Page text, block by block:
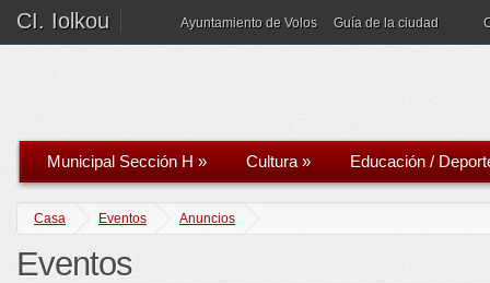
CI. Iolkou Ayuntamiento de Volos Guía de la ciudad
Municipal Sección H » Cultura» Educación /
Casa Eventos Anuncios
Eventos